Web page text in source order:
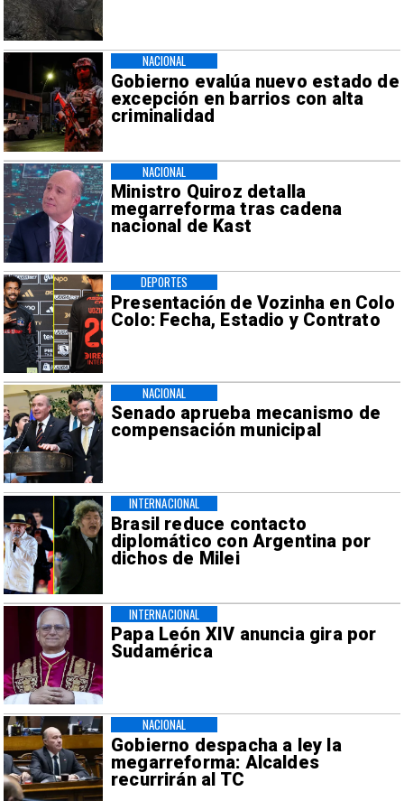
Gobierno evalúa nuevo estado de
excepción en barrios con alta
criminalidad
NACIONAL
Ministro Quiroz detalla
megarreforma tras cadena
nacional de Kast
NACIONAL
Presentación de Vozinha en Colo
Colo: Fecha, Estadio y Contrato
DEPORTES
Senado aprueba mecanismo de
compensación municipal
NACIONAL
Brasil reduce contacto
diplomático con Argentina por
dichos de Milei
INTERNACIONAL
Papa León XIV anuncia gira por
Sudamérica
INTERNACIONAL
Gobierno despacha a ley la
megarreforma: Alcaldes
recurrirán al TC
NACIONAL